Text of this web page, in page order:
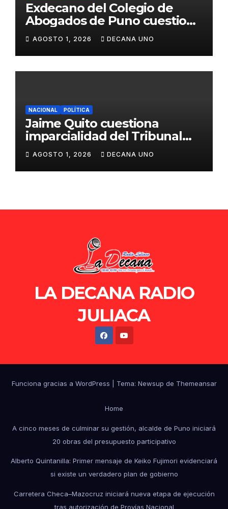
Exdecano del Colegio de
Abogados de Puno cuestiona
propuestas sobre seguridad
ciudadana
AGOSTO 1, 2026 DECANA UNO
NACIONAL POLÍTICA
Jaime Quito cuestiona
imparcialidad del Tribunal
Constitucional tras liberación
de Ollanta Humala
AGOSTO 1, 2026 DECANA UNO
LA DECANA RADIO
JULIACA
Funciona gracias a WordPress Tema: Newsup de Themeansar
Home
A cinco meses de culminar su gestión, alcalde de Puno iniciará
20 obras del presupuesto participativo
Alberto Quintanilla: Primer mensaje de Keiko Fujimori evidenciará
si existe un verdadero plan de gobierno
Carretera Checa–Mazocruz iniciará nueva etapa de ejecución
tras autorización de Provías Nacional